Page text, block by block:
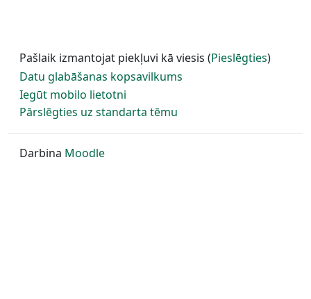
Pašlaik izmantojat piekļuvi kā viesis (Pieslēgties)
Datu glabāšanas kopsavilkums
Iegūt mobilo lietotni
Pārslēgties uz standarta tēmu
Darbina Moodle